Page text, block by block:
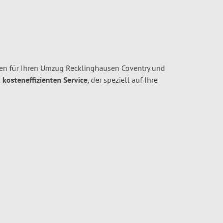
für Ihren Umzug Recklinghausen Coventry und
Service, der speziell auf Ihre